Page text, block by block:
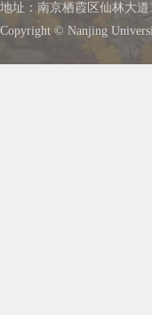
地址：南京栖霞区仙林大道
Copyright © Nanjing